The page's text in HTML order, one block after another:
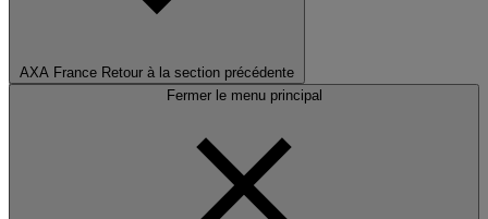
AXA France Retour à la section précédente
Fermer le menu principal